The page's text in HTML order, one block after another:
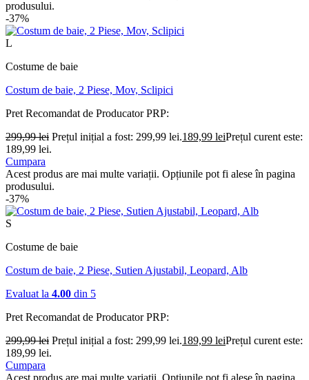
produsului.
-37%
L
Costume de baie
Costum de baie, 2 Piese, Mov, Sclipici
Pret Recomandat de ProducatorPRP:
299,99lei Prețul inițial a fost: 299,99 lei.189,99 leiPrețul curent este:
189,99 lei.
Cumpara
Acest produs are mai multe variații. Opțiunile pot fi alese în pagina
produsului.
-37%
S
Costume de baie
Costum de baie, 2 Piese, Sutien Ajustabil, Leopard, Alb
Evaluat la 4.00 din 5
Pret Recomandat de ProducatorPRP:
299,99lei Prețul inițial a fost: 299,99 lei.189,99 leiPrețul curent este:
189,99 lei.
Cumpara